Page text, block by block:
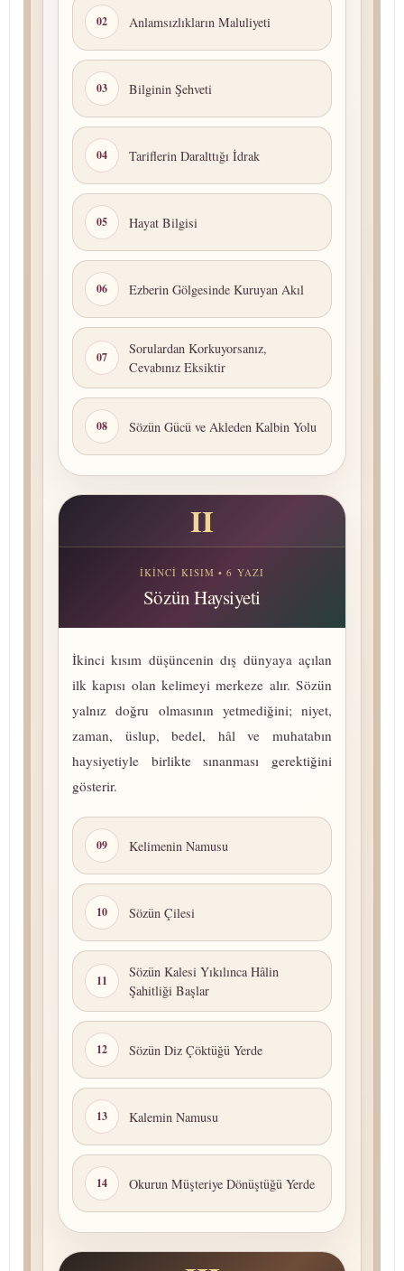
02 An­lam­sız­lık­la­rın Maluliyeti
03 Bilginin Şehveti
04 Tariflerin Daralttığı İdrak
05 Hayat Bilgisi
06 Ezberin Gölgesinde Kuruyan Akıl
07
Sorulardan Korkuyorsanız,
Cevabınız Eksiktir
08 Sözün Gücü ve Akleden Kalbin Yolu
II
İKINCI KISIM • 6 YAZI
Sözün Haysiyeti
İkinci kısım düşüncenin dış dünyaya açılan
ilk kapısı olan kelimeyi merkeze alır. Sözün
yalnız doğru olmasının yetmediğini; niyet,
zaman, üslup, bedel, hâl ve muhatabın
haysiyetiyle birlikte sınanması gerektiğini
gösterir.
09 Kelimenin Namusu
10 Sözün Çilesi
11
Sözün Kalesi Yıkılınca Hâlin
Şahitliği Başlar
12 Sözün Diz Çöktüğü Yerde
13 Kalemin Namusu
14 Okurun Müşteriye Dönüştüğü Yerde